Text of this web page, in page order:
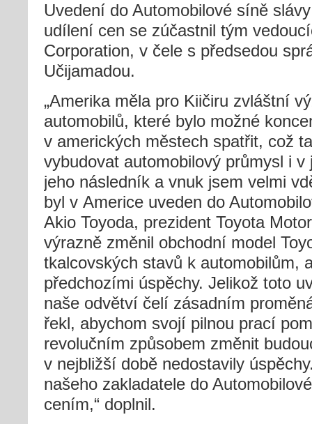
Uvedení do Automobilové síně
udílení cen se zúčastnil tým
Corporation, v čele s předsedou
Učijamadou.
„Amerika měla pro Kiičiru zvláštní
automobilů, které bylo možné
v amerických městech spatřit, což
vybudovat automobilový průmysl i
jeho následník a vnuk jsem velmi
byl v Americe uveden do
Akio Toyoda, prezident Toyota
výrazně změnil obchodní model
tkalcovských stavů k automobilům,
předchozími úspěchy. Jelikož toto
naše odvětví čelí zásadním
řekl, abychom svojí pilnou prací
revolučním způsobem změnit
v nejbližší době nedostavily
našeho zakladatele do
cením,“ doplnil.